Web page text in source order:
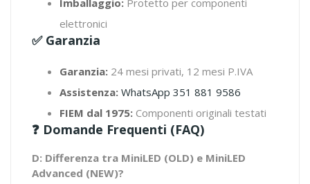
Imballaggio: Protetto per componenti
elettronici
✅ Garanzia
Garanzia: 24 mesi privati, 12 mesi P.IVA
Assistenza: WhatsApp 351 881 9586
FIEM dal 1975: Componenti originali testati
❓ Domande Frequenti (FAQ)
D: Differenza tra MiniLED (OLD) e MiniLED
Advanced (NEW)?